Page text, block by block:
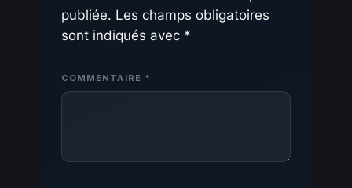
publiée. Les champs obligatoires
sont indiqués avec *
COMMENTAIRE *